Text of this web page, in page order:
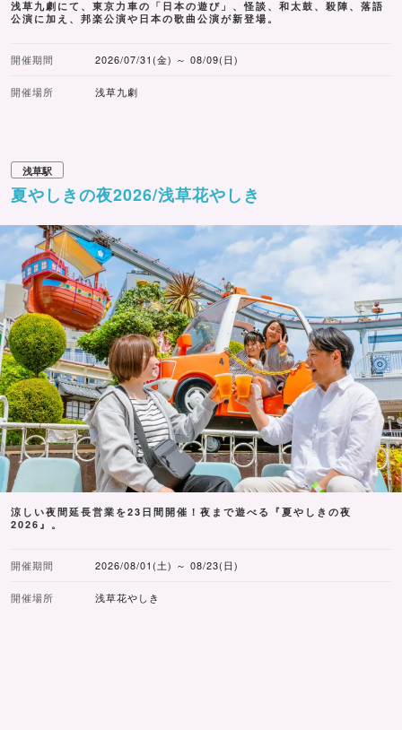
浅草九劇にて、東京力車の「日本の遊び」、怪談、和太鼓、殺陣、落語
公演に加え、邦楽公演や日本の歌曲公演が新登場。
開催期間 2026/07/31(金) ～ 08/09(日)
開催場所 浅草九劇
浅草駅
夏やしきの夜2026/浅草花やしき
涼しい夜間延長営業を23日間開催！夜まで遊べる『夏やしきの夜
2026』。
開催期間 2026/08/01(土) ～ 08/23(日)
開催場所 浅草花やしき